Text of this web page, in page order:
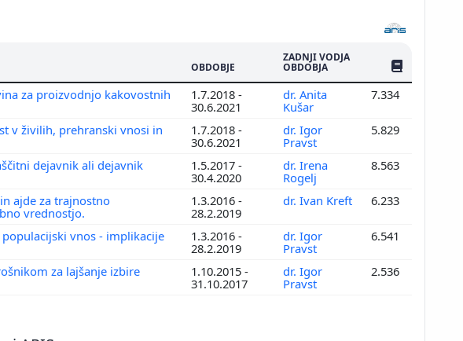
OBDOBJE
ZADNJI VODJA
OBDOBJA ŠTEV.
za proizvodnjo kakovostnih
1.7.2018 -
30.6.2021
dr. Anita
Kušar
7.334
v živilih, prehranski vnosi in
1.7.2018 -
30.6.2021
dr. Igor
Pravst
5.829
dejavnik ali dejavnik
1.5.2017 -
30.4.2020
dr. Irena
Rogelj
8.563
ajde za trajnostno
vrednostjo.
1.3.2016 -
28.2.2019
dr. Ivan Kreft 6.233
vnos - implikacije
1.3.2016 -
28.2.2019
dr. Igor
Pravst
6.541
za lajšanje izbire
1.10.2015 -
31.10.2017
dr. Igor
Pravst
2.536